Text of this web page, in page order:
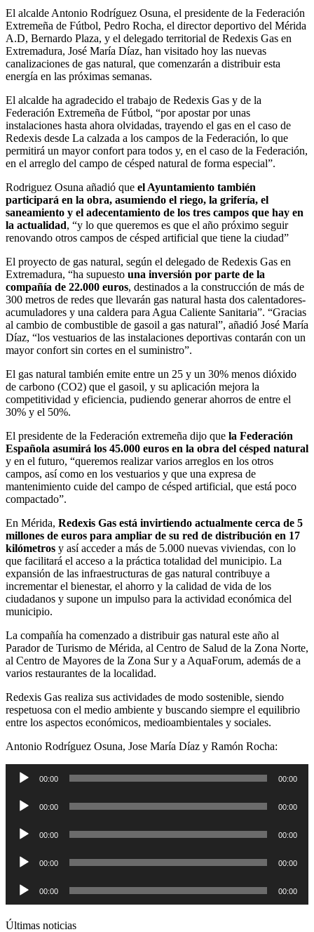
El alcalde Antonio Rodríguez Osuna, el presidente de la Federación
Extremeña de Fútbol, Pedro Rocha, el director deportivo del Mérida
A.D, Bernardo Plaza, y el delegado territorial de Redexis Gas en
Extremadura, José María Díaz, han visitado hoy las nuevas
canalizaciones de gas natural, que comenzarán a distribuir esta
energía en las próximas semanas.
El alcalde ha agradecido el trabajo de Redexis Gas y de la
Federación Extremeña de Fútbol, “por apostar por unas
instalaciones hasta ahora olvidadas, trayendo el gas en el caso de
Redexis desde La calzada a los campos de la Federación, lo que
permitirá un mayor confort para todos y, en el caso de la Federación,
en el arreglo del campo de césped natural de forma especial”.
Rodriguez Osuna añadió que el Ayuntamiento también
participará en la obra, asumiendo el riego, la grifería, el
saneamiento y el adecentamiento de los tres campos que hay en
la actualidad, “y lo que queremos es que el año próximo seguir
renovando otros campos de césped artificial que tiene la ciudad”
El proyecto de gas natural, según el delegado de Redexis Gas en
Extremadura, “ha supuesto una inversión por parte de la
compañía de 22.000 euros, destinados a la construcción de más de
300 metros de redes que llevarán gas natural hasta dos calentadores-
acumuladores y una caldera para Agua Caliente Sanitaria”. “Gracias
al cambio de combustible de gasoil a gas natural”, añadió José María
Díaz, “los vestuarios de las instalaciones deportivas contarán con un
mayor confort sin cortes en el suministro”.
El gas natural también emite entre un 25 y un 30% menos dióxido
de carbono (CO2) que el gasoil, y su aplicación mejora la
competitividad y eficiencia, pudiendo generar ahorros de entre el
30% y el 50%.
El presidente de la Federación extremeña dijo que la Federación
Española asumirá los 45.000 euros en la obra del césped natural
y en el futuro, “queremos realizar varios arreglos en los otros
campos, así como en los vestuarios y que una expresa de
mantenimiento cuide del campo de césped artificial, que está poco
compactado”.
En Mérida, Redexis Gas está invirtiendo actualmente cerca de 5
millones de euros para ampliar de su red de distribución en 17
kilómetros y así acceder a más de 5.000 nuevas viviendas, con lo
que facilitará el acceso a la práctica totalidad del municipio. La
expansión de las infraestructuras de gas natural contribuye a
incrementar el bienestar, el ahorro y la calidad de vida de los
ciudadanos y supone un impulso para la actividad económica del
municipio.
La compañía ha comenzado a distribuir gas natural este año al
Parador de Turismo de Mérida, al Centro de Salud de la Zona Norte,
al Centro de Mayores de la Zona Sur y a AquaForum, además de a
varios restaurantes de la localidad.
Redexis Gas realiza sus actividades de modo sostenible, siendo
respetuosa con el medio ambiente y buscando siempre el equilibrio
entre los aspectos económicos, medioambientales y sociales.
Antonio Rodríguez Osuna, Jose María Díaz y Ramón Rocha:
Reproductor
00:00 00:00
Reproductor
00:00 00:00
Reproductor
00:00 00:00
Reproductor
00:00 00:00
Reproductor
audio
00:00 00:00
Últimas noticias